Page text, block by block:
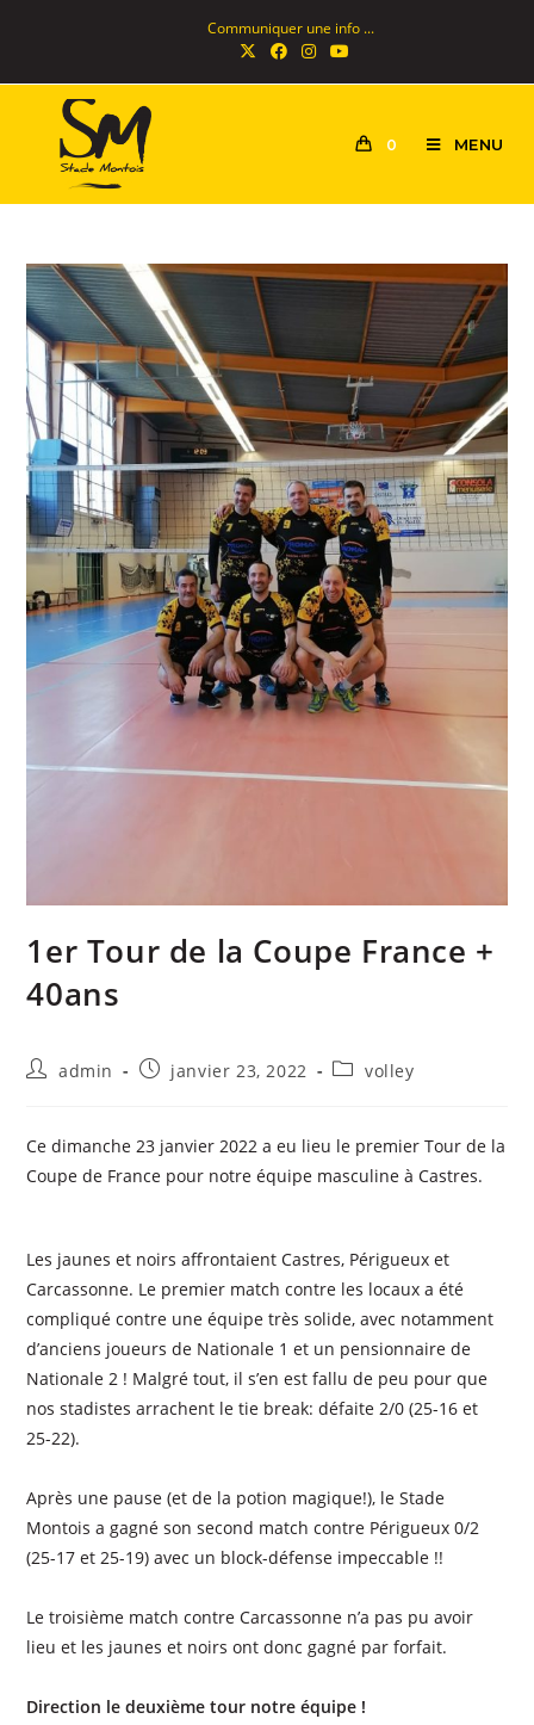
Communiquer une info ...
0 MENU
1er Tour de la Coupe France +
40ans
admin janvier 23, 2022 volley
Ce dimanche 23 janvier 2022 a eu lieu le premier Tour de la
Coupe de France pour notre équipe masculine à Castres.
Les jaunes et noirs affrontaient Castres, Périgueux et
Carcassonne. Le premier match contre les locaux a été
compliqué contre une équipe très solide, avec notamment
d’anciens joueurs de Nationale 1 et un pensionnaire de
Nationale 2 ! Malgré tout, il s’en est fallu de peu pour que
nos stadistes arrachent le tie break: défaite 2/0 (25-16 et
25-22).
Après une pause (et de la potion magique!), le Stade
Montois a gagné son second match contre Périgueux 0/2
(25-17 et 25-19) avec un block-défense impeccable !!
Le troisième match contre Carcassonne n’a pas pu avoir
lieu et les jaunes et noirs ont donc gagné par forfait.
Direction le deuxième tour notre équipe !